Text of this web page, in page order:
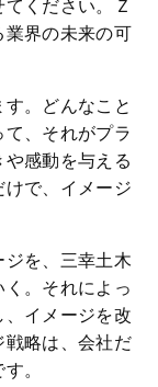
ください。Ｚ
界の未来の可
。どんなこと
、それがプラ
感動を与える
けで、イメージ
ジを、三幸土木
。それによっ
イメージを改
略は、会社だ
。